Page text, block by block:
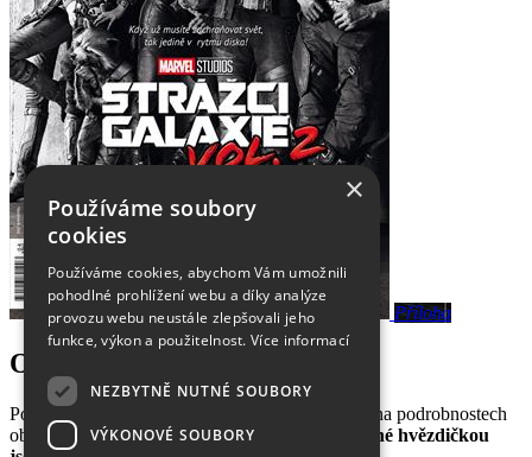
Příloha
Objednání čísla 04/2017:
Pošlete nám Vaše kontakty a poté se domluvíme na podrobnostech
objednávky nebo předplatného.Položky označené hvězdičkou
×
Používáme soubory
cookies
Používáme cookies, abychom Vám umožnili
pohodlné prohlížení webu a díky analýze
provozu webu neustále zlepšovali jeho
funkce, výkon a použitelnost.Více informací
NEZBYTNĚ NUTNÉ SOUBORY
VÝKONOVÉ SOUBORY